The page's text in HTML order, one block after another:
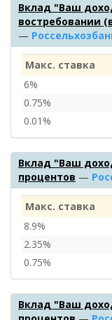
Вклад "Ваш
востребовании
—
Макс. ставка
6%
0.75%
0.01%
Вклад "Ваш
процентов —
Макс. ставка
8.9%
2.35%
0.75%
Вклад "Ваш